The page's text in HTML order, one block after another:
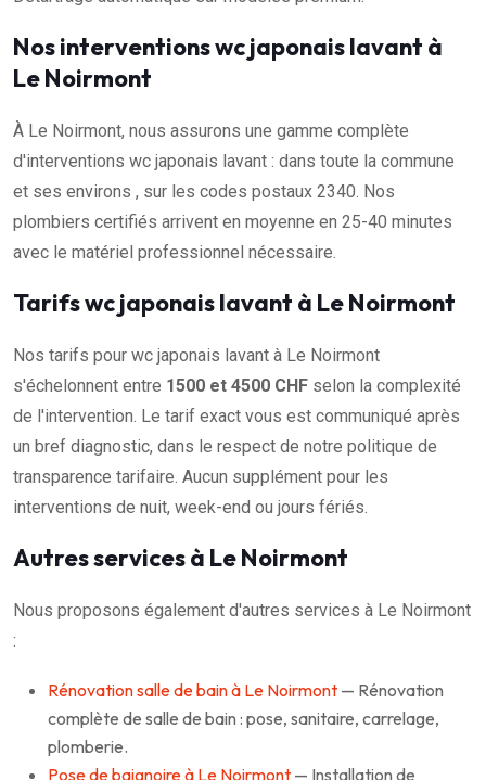
Nos interventions wc japonais lavant à
Le Noirmont
À Le Noirmont, nous assurons une gamme complète
d'interventions wc japonais lavant : dans toute la commune
et ses environs , sur les codes postaux 2340. Nos
plombiers certifiés arrivent en moyenne en 25-40 minutes
avec le matériel professionnel nécessaire.
Tarifs wc japonais lavant à Le Noirmont
Nos tarifs pour wc japonais lavant à Le Noirmont
s'échelonnent entre 1500 et 4500 CHF selon la complexité
de l'intervention. Le tarif exact vous est communiqué après
un bref diagnostic, dans le respect de notre politique de
transparence tarifaire. Aucun supplément pour les
interventions de nuit, week-end ou jours fériés.
Autres services à Le Noirmont
Nous proposons également d'autres services à Le Noirmont
:
Rénovation salle de bain à Le Noirmont — Rénovation
complète de salle de bain : pose, sanitaire, carrelage,
plomberie.
Pose de baignoire à Le Noirmont — Installation de